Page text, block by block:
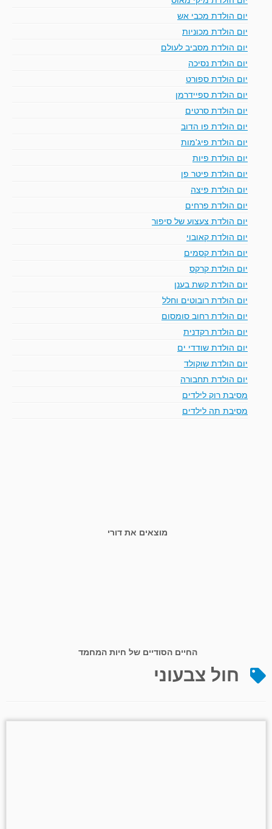
יום הולדת מכבי אש
יום הולדת מכוניות
יום הולדת מסביב לעולם
יום הולדת נסיכה
יום הולדת ספורט
יום הולדת ספיידרמן
יום הולדת סרטים
יום הולדת פו הדוב
יום הולדת פיג'מות
יום הולדת פיות
יום הולדת פיטר פן
יום הולדת פיצה
יום הולדת פרחים
יום הולדת צעצוע של סיפור
יום הולדת קאובוי
יום הולדת קסמים
יום הולדת קרקס
יום הולדת קשת בענן
יום הולדת רובוטים וחלל
יום הולדת רחוב סומסום
יום הולדת רקדנית
יום הולדת שודדי ים
יום הולדת שוקולד
יום הולדת תחבורה
מסיבת רוק לילדים
מסיבת תה לילדים
מוצאים את דורי
החיים הסודיים של חיות המחמד
חול צבעוני